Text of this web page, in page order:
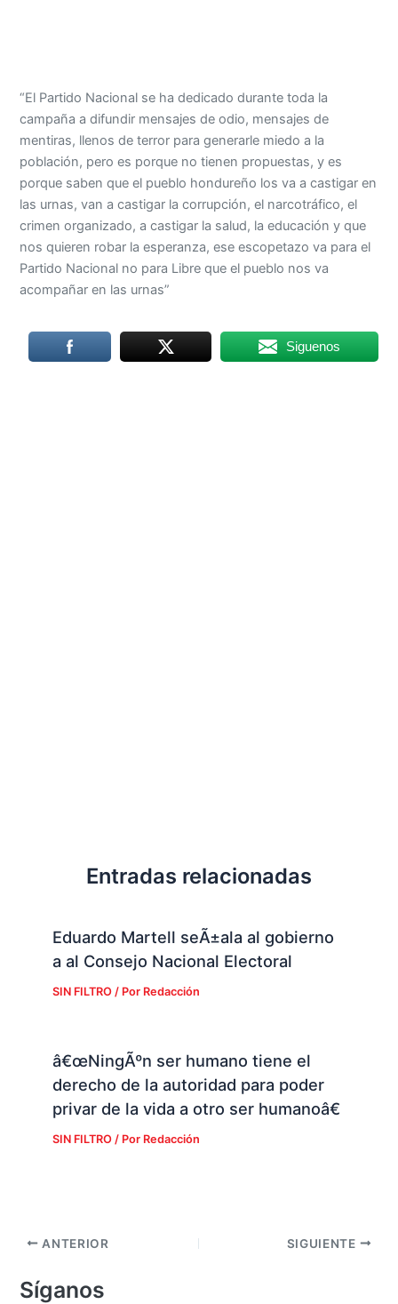
“El Partido Nacional se ha dedicado durante toda la
campaña a difundir mensajes de odio, mensajes de
mentiras, llenos de terror para generarle miedo a la
población, pero es porque no tienen propuestas, y es
porque saben que el pueblo hondureño los va a castigar en
las urnas, van a castigar la corrupción, el narcotráfico, el
crimen organizado, a castigar la salud, la educación y que
nos quieren robar la esperanza, ese escopetazo va para el
Partido Nacional no para Libre que el pueblo nos va
acompañar en las urnas”
Siguenos
Entradas relacionadas
Eduardo Martell seÃ±ala al gobierno
a al Consejo Nacional Electoral
SIN FILTRO/ Por Redacción
â€œNingÃºn ser humano tiene el
derecho de la autoridad para poder
privar de la vida a otro ser humanoâ€
SIN FILTRO/ Por Redacción
ANTERIOR SIGUIENTE
Síganos